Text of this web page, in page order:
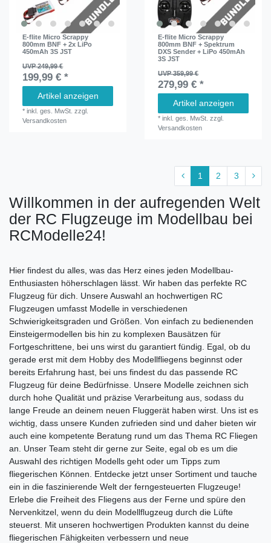
E-flite Micro Scrappy
800mm BNF + 2x LiPo
450mAh 3S JST
UVP 249,99 €
199,99 € *
Artikel anzeigen
*inkl. ges. MwSt. zzgl.
Versandkosten
E-flite Micro Scrappy
800mm BNF + Spektrum
DXS Sender + LiPo 450mAh
3S JST
UVP 359,99 €
279,99 € *
Artikel anzeigen
*inkl. ges. MwSt. zzgl.
Versandkosten
1 2 3
Willkommen in der aufregenden Welt
der RC Flugzeuge im Modellbau bei
RCModelle24!
Hier findest du alles, was das Herz eines jeden Modellbau-
Enthusiasten höherschlagen lässt. Wir haben das perfekte RC
Flugzeug für dich. Unsere Auswahl an hochwertigen RC
Flugzeugen umfasst Modelle in verschiedenen
Schwierigkeitsgraden und Größen. Von einfach zu bedienenden
Einsteigermodellen bis hin zu komplexen Bausätzen für
Fortgeschrittene, bei uns wirst du garantiert fündig. Egal, ob du
gerade erst mit dem Hobby des Modellfliegens beginnst oder
bereits Erfahrung hast, bei uns findest du das passende RC
Flugzeug für deine Bedürfnisse. Unsere Modelle zeichnen sich
durch hohe Qualität und präzise Verarbeitung aus, sodass du
lange Freude an deinem neuen Fluggerät haben wirst. Uns ist es
wichtig, dass unsere Kunden zufrieden sind und daher bieten wir
auch eine kompetente Beratung rund um das Thema RC Fliegen
an. Unser Team steht dir gerne zur Seite, egal ob es um die
Auswahl des richtigen Modells geht oder um Tipps zum
fliegerischen Können. Entdecke jetzt unser Sortiment und tauche
ein in die faszinierende Welt der ferngesteuerten Flugzeuge!
Erlebe die Freiheit des Fliegens aus der Ferne und spüre den
Nervenkitzel, wenn du dein Modellflugzeug durch die Lüfte
steuerst. Mit unseren hochwertigen Produkten kannst du deine
fliegerischen Fähigkeiten verbessern und neue